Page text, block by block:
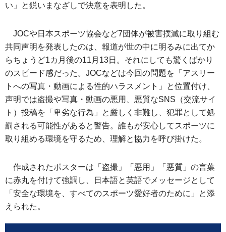
い」と鋭いまなざしで決意を表明した。
JOCや日本スポーツ協会など7団体が被害撲滅に取り組む
共同声明を発表したのは、報道が世の中に明るみに出てか
らちょうど1カ月後の11月13日。それにしても驚くばかり
のスピード感だった。JOCなどは今回の問題を「アスリー
トへの写真・動画による性的ハラスメント」と位置付け、
声明では盗撮や写真・動画の悪用、悪質なSNS（交流サイ
ト）投稿を「卑劣な行為」と厳しく非難し、犯罪として処
罰される可能性があると警告。誰もが安心してスポーツに
取り組める環境を守るため、理解と協力を呼び掛けた。
作成されたポスターは「盗撮」「悪用」「悪質」の言葉
に赤丸を付けて強調し、日本語と英語でメッセージとして
「安全な環境を、すべてのスポーツ愛好者のために」と添
えられた。